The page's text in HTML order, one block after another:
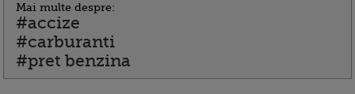
Mai multe despre:
#accize
#carburanti
#pret benzina